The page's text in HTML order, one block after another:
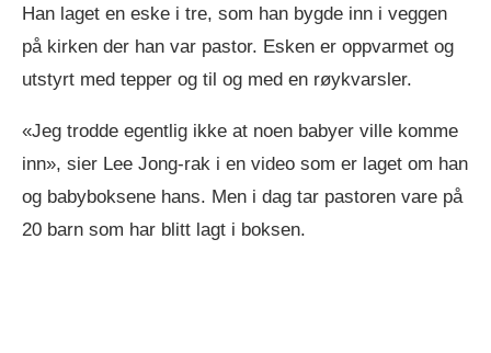
Han laget en eske i tre, som han bygde inn i veggen
på kirken der han var pastor. Esken er oppvarmet og
utstyrt med tepper og til og med en røykvarsler.
«Jeg trodde egentlig ikke at noen babyer ville komme
inn», sier Lee Jong-rak i en video som er laget om han
og babyboksene hans. Men i dag tar pastoren vare på
20 barn som har blitt lagt i boksen.